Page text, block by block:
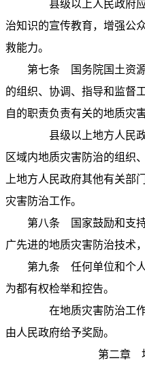
县级以上人民政府应
治知识的宣传教育，增强公
救能力。
第七条 国务院国土资
的组织、协调、指导和监督
自的职责负责有关的地质灾
县级以上地方人民政
区域内地质灾害防治的组织
上地方人民政府其他有关部
灾害防治工作。
第八条 国家鼓励和支
广先进的地质灾害防治技术
第九条 任何单位和个
为都有权检举和控告。
在地质灾害防治工作
由人民政府给予奖励。
第二章